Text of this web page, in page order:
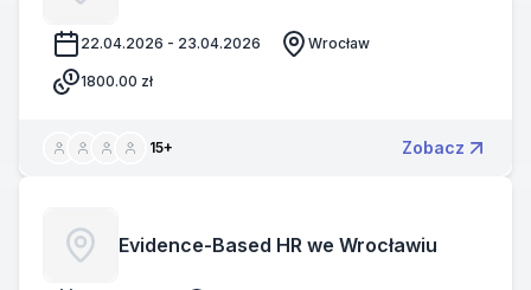
22.04.2026 - 23.04.2026 Wrocław
1800.00 zł
15+ Zobacz
Evidence-Based HR we Wrocławiu